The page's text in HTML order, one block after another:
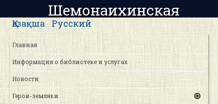
Шемонаихинская
центральная районная
библиотека
Қазақша Русский
Главная
Информация о библиотеке и услугах
Новости
Герои-земляки